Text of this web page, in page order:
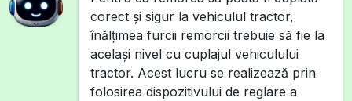
corect și sigur la vehiculul tractor,
înălțimea furcii remorcii trebuie să fie la
același nivel cu cuplajul vehiculului
tractor. Acest lucru se realizează prin
folosirea dispozitivului de reglare a